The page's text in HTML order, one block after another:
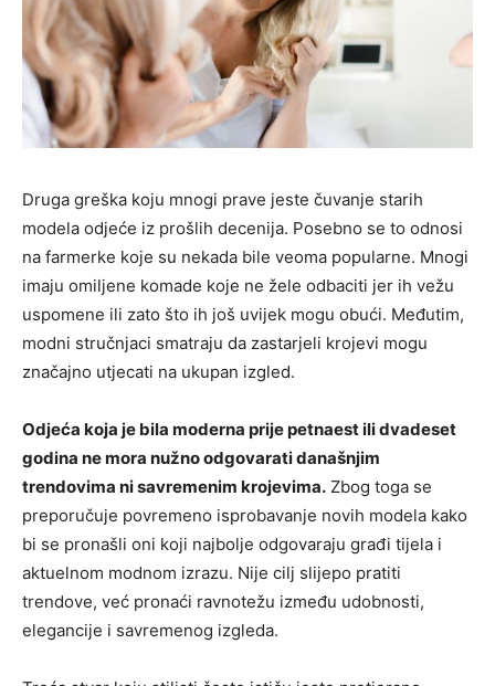
Druga greška koju mnogi prave jeste čuvanje starih
modela odjeće iz prošlih decenija. Posebno se to odnosi
na farmerke koje su nekada bile veoma popularne. Mnogi
imaju omiljene komade koje ne žele odbaciti jer ih vežu
uspomene ili zato što ih još uvijek mogu obući. Međutim,
modni stručnjaci smatraju da zastarjeli krojevi mogu
značajno utjecati na ukupan izgled.
Odjeća koja je bila moderna prije petnaest ili dvadeset
godina ne mora nužno odgovarati današnjim
trendovima ni savremenim krojevima. Zbog toga se
preporučuje povremeno isprobavanje novih modela kako
bi se pronašli oni koji najbolje odgovaraju građi tijela i
aktuelnom modnom izrazu. Nije cilj slijepo pratiti
trendove, već pronaći ravnotežu između udobnosti,
elegancije i savremenog izgleda.